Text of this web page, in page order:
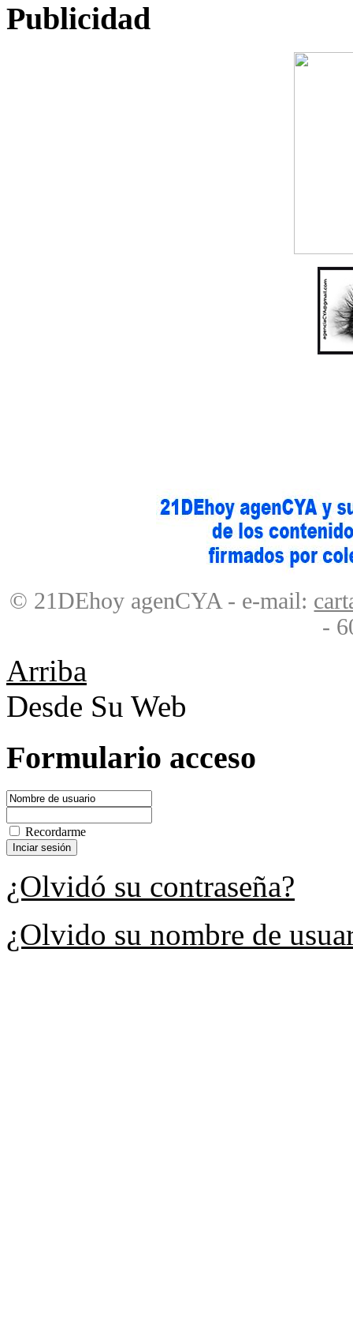
Publicidad
© 21DEhoy agenCYA - e-mail:
-
Arriba
Desde Su Web
Formulario acceso
Recordarme
¿Olvidó su contraseña?
¿Olvido su nombre de